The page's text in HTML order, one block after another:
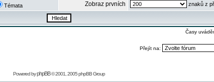
Témata Zobraz prvních znaků z
Časy
Přejít na:
Powered byphpBB© 2001, 2005 phpBB Group